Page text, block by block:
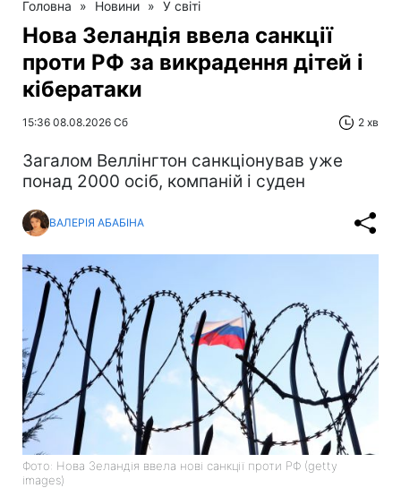
Головна » Новини » У світі
Нова Зеландія ввела санкції
проти РФ за викрадення дітей і
кібератаки
15:36 08.08.2026 Сб 2 хв
Загалом Веллінгтон санкціонував уже
понад 2000 осіб, компаній і суден
ВАЛЕРІЯ АБАБІНА
Фото: Нова Зеландія ввела нові санкції проти РФ (getty
images)